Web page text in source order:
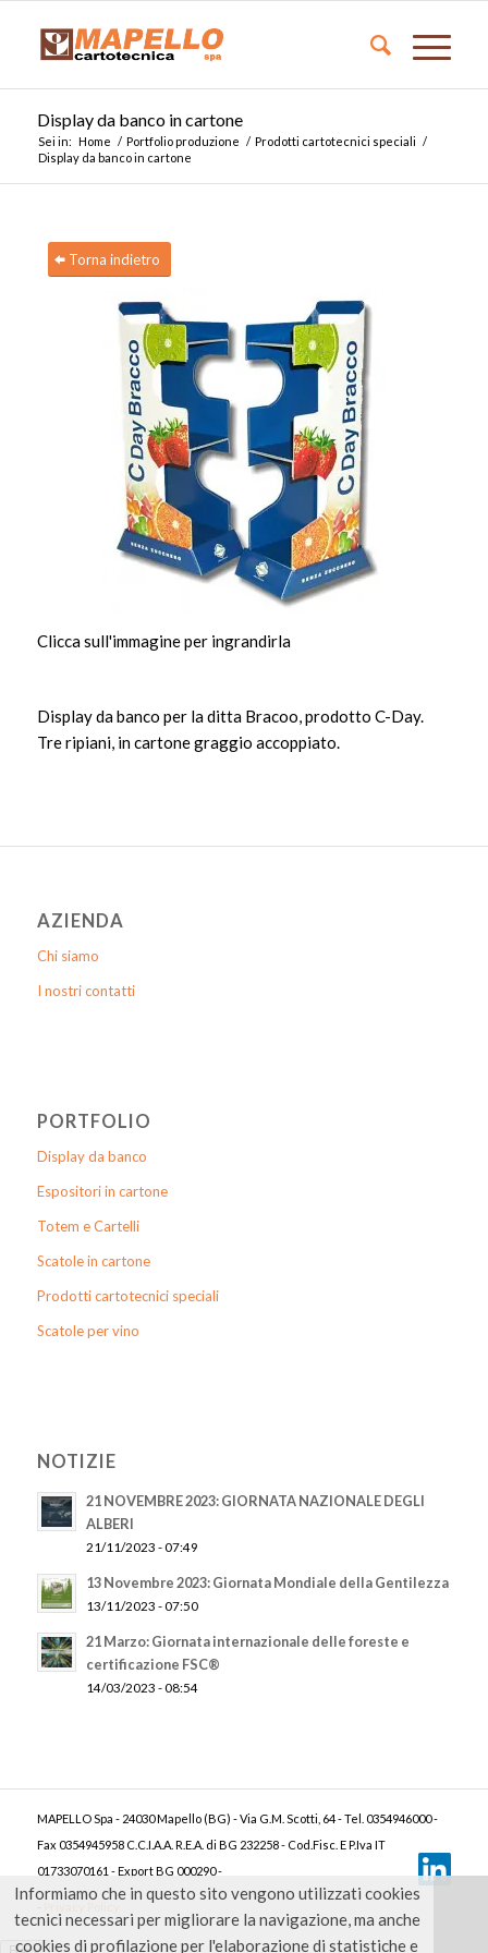
Display da banco in cartone
Sei in: Home / Portfolio produzione / Prodotti cartotecnici speciali /
Display da banco in cartone
Torna indietro
Clicca sull'immagine per ingrandirla
Display da banco per la ditta Bracoo, prodotto C-Day.
Tre ripiani, in cartone graggio accoppiato.
AZIENDA
Chi siamo
I nostri contatti
PORTFOLIO
Display da banco
Espositori in cartone
Totem e Cartelli
Scatole in cartone
Prodotti cartotecnici speciali
Scatole per vino
NOTIZIE
21 NOVEMBRE 2023: GIORNATA NAZIONALE DEGLI
ALBERI
21/11/2023 - 07:49
13 Novembre 2023: Giornata Mondiale della Gentilezza
13/11/2023 - 07:50
21 Marzo: Giornata internazionale delle foreste e
certificazione FSC®
14/03/2023 - 08:54
MAPELLO Spa - 24030 Mapello (BG) - Via G.M. Scotti, 64 - Tel. 0354946000 -
Fax 0354945958 C.C.I.A.A. R.E.A. di BG 232258 - Cod.Fisc. E P.Iva IT
01733070161 - Export BG 000290 -
Informiamo che in questo sito vengono utilizzati cookies
tecnici necessari per migliorare la navigazione, ma anche
cookies di profilazione per l'elaborazione di statistiche e